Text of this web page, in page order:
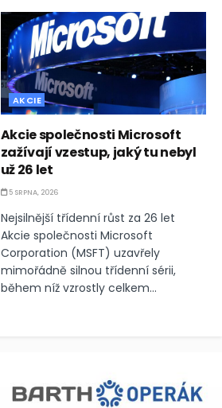
AKCIE
Akcie společnosti Microsoft
zažívají vzestup, jaký tu nebyl
už 26 let
5 SRPNA, 2026
Nejsilnější třídenní růst za 26 let
Akcie společnosti Microsoft
Corporation (MSFT) uzavřely
mimořádně silnou třídenní sérii,
během níž vzrostly celkem...